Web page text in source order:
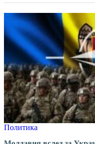
Политика